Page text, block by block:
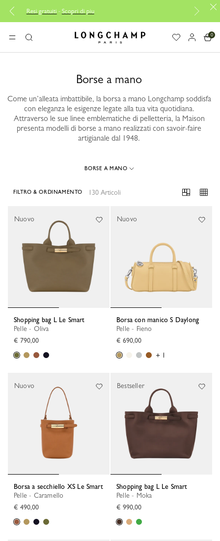
Consegna gratuita a partire da 140€
MENURicerca Longchamp - Home
0
Borse a mano
Come un’alleata imbattibile, la borsa a mano Longchamp soddisfa
con eleganza le esigenze legate alla tua vita quotidiana.
Attraverso le sue linee emblematiche di pelletteria, la Maison
presenta modelli di borse a mano realizzati con savoir-faire
artigianale dal 1948.
BORSE A MANO
130 Articoli
FILTRO & ORDINAMENTO
Shopping bag L Le Smart
Pelle - Oliva
€ 790,00
Nuovo
Borsa con manico S Daylong
Pelle - Fieno
€ 690,00
+ 1
Nuovo
Borsa a secchiello XS Le Smart
Pelle - Caramello
€ 490,00
Nuovo
Shopping bag L Le Smart
Pelle - Moka
€ 990,00
Bestseller